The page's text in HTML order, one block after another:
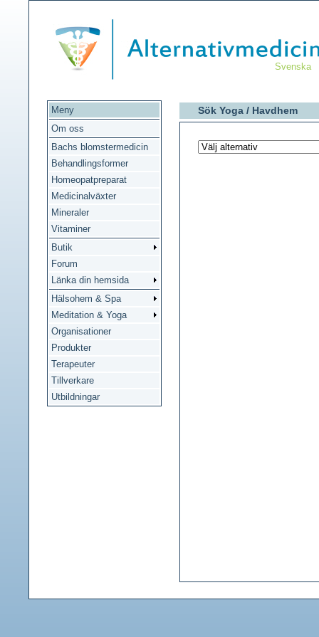
Svenska
Meny
Om oss
Bachs blomstermedicin
Behandlingsformer
Homeopatpreparat
Medicinalväxter
Mineraler
Vitaminer
Butik
Forum
Länka din hemsida
Hälsohem & Spa
Meditation & Yoga
Organisationer
Produkter
Terapeuter
Tillverkare
Utbildningar
Sök Yoga / Havdhem